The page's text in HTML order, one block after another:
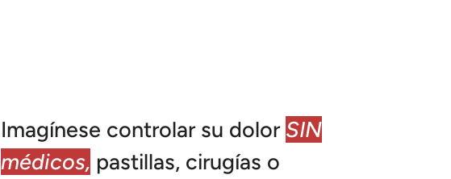
Imagínese controlar su dolor SIN
médicos, pastillas, cirugías o